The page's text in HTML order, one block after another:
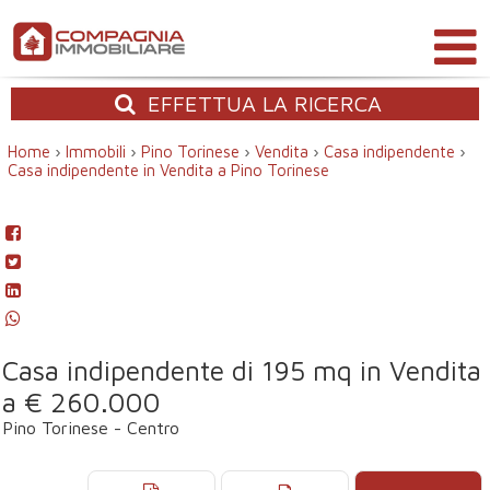
EFFETTUA LA RICERCA
Home › Immobili › Pino Torinese › Vendita › Casa indipendente ›
Casa indipendente in Vendita a Pino Torinese
Casa indipendente di 195 mq in Vendita
a € 260.000
Pino Torinese - Centro